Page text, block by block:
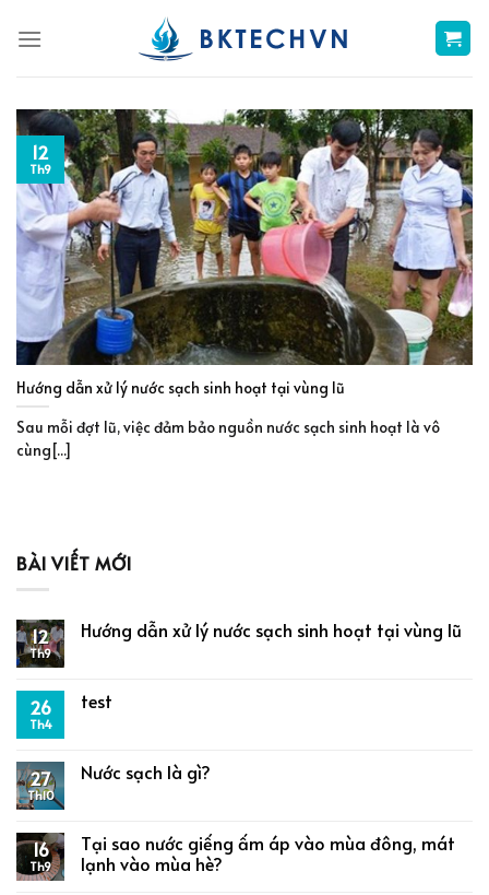
Hướng dẫn xử lý nước sạch sinh hoạt tại vùng lũ
Sau mỗi đợt lũ, việc đảm bảo nguồn nước sạch sinh hoạt là vô
cùng[...]
12
Th9
BÀI VIẾT MỚI
12
Th9
Hướng dẫn xử lý nước sạch sinh hoạt tại vùng lũ
26
Th4
test
27
Th10
Nước sạch là gì?
16
Th9
Tại sao nước giếng ấm áp vào mùa đông, mát
lạnh vào mùa hè?